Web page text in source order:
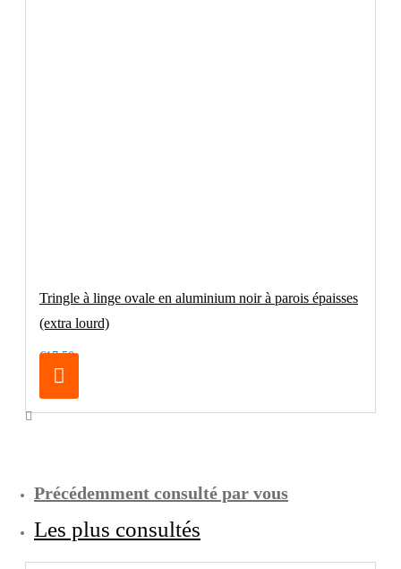
Tringle à linge ovale en aluminium noir à parois épaisses
(extra lourd)
€17.50
Précédemment consulté par vous
Les plus consultés